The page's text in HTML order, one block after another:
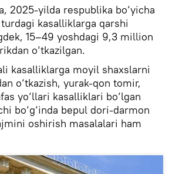
2025-yilda respublika bo‘yicha
kasalliklarga qarshi
15–49 yoshdagi 9,3 million
o‘tkazilgan.
kasalliklarga moyil shaxslarni
o‘tkazish, yurak-qon tomir,
yo‘llari kasalliklari bo‘lgan
bo‘g‘inda bepul dori-darmon
oshirish masalalari ham